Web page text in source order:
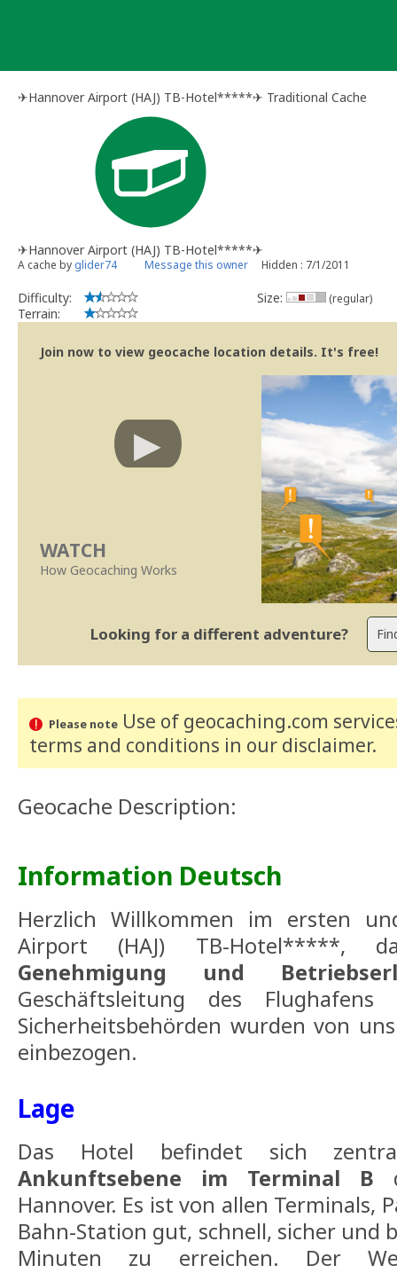
✈Hannover Airport (HAJ) TB-Hotel*****✈ Traditional Cache
✈Hannover Airport (HAJ) TB-Hotel*****✈
A cache by glider74 Message this owner Hidden : 7/1/2011
Difficulty:
Terrain:
Size: (regular)
Join now to view geocache location details. It's free!
WATCH
How Geocaching Works
Looking for a different adventure?
Please noteUse of geocaching.com
terms and conditions in our disclaimer.
Geocache Description:
Information Deutsch
Herzlich Willkommen im ersten
Airport (HAJ) TB-Hotel*****,
Genehmigung und
Geschäftsleitung des
Sicherheitsbehörden wurden von
einbezogen.
Lage
Das Hotel befindet sich
Ankunftsebene im Terminal B
Hannover. Es ist von allen Terminals,
Bahn-Station gut, schnell, sicher und
Minuten zu erreichen. Der